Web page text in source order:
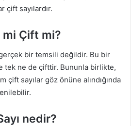
çift sayılardır.
mi Çift mi?
bir temsili değildir. Bu bir
tek ne de çifttir. Bununla birlikte,
çift sayılar göz önüne alındığında
nedir?